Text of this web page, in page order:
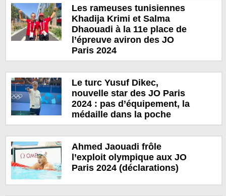
Les rameuses tunisiennes
Khadija Krimi et Salma
Dhaouadi à la 11e place de
l’épreuve aviron des JO
Paris 2024
Le turc Yusuf Dikec,
nouvelle star des JO Paris
2024 : pas d’équipement, la
médaille dans la poche
Ahmed Jaouadi frôle
l’exploit olympique aux JO
Paris 2024 (déclarations)